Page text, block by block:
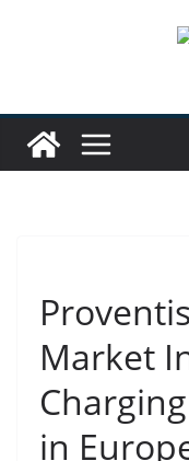
Market
in